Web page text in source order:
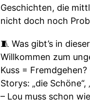
Geschichten, die
nicht doch noch
🧵 Was gibt’s in
Willkommen zum
Kuss =
Storys: „die
– Lou muss schon